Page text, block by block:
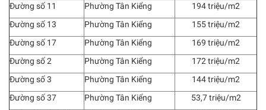
Đường số 11
Phường Tân Kiểng
194 triệu/m2
Đường số 13
Phường Tân Kiểng
155 triệu/m2
Đường số 17
Phường Tân Kiểng
169 triệu/m2
Đường số 2
Phường Tân Kiểng
172 triệu/m2
Đường số 3
Phường Tân Kiểng
144 triệu/m2
Đường số 37
Phường Tân Kiểng
53,7 triệu/m2